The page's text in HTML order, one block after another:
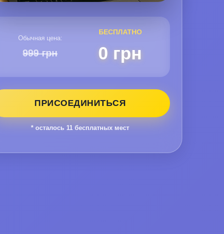
Обычная цена:
999 грн
БЕСПЛАТНО
0 грн
ПРИСОЕДИНИТЬСЯ
* осталось 11 бесплатных мест